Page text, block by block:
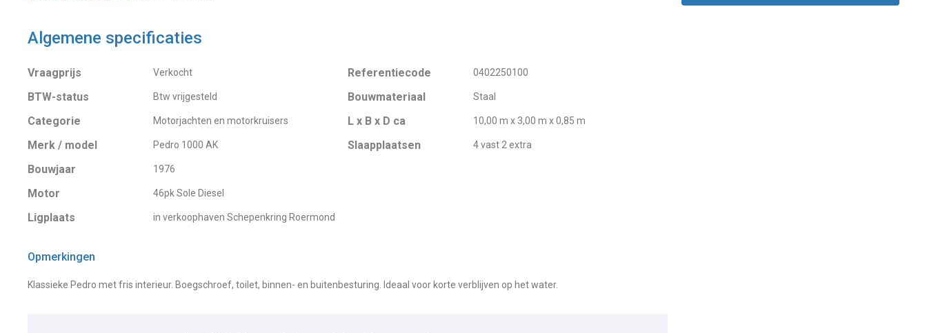
Algemene specificaties
Vraagprijs Verkocht
BTW-status Btw vrijgesteld
Categorie Motorjachten en motorkruisers
Merk / model Pedro 1000 AK
Bouwjaar 1976
Motor 46pk Sole Diesel
Ligplaats in verkoophaven Schepenkring Roermond
Referentiecode 0402250100
Bouwmateriaal Staal
L x B x D ca 10,00 m x 3,00 m x 0,85 m
Slaapplaatsen 4 vast 2 extra
Opmerkingen
Klassieke Pedro met fris interieur. Boegschroef, toilet, binnen- en buitenbesturing. Ideaal voor korte verblijven op het water.